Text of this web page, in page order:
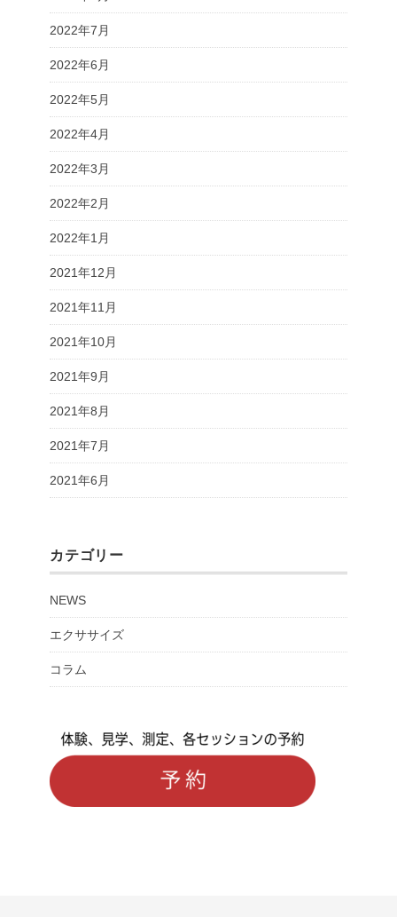
2022年7月
2022年6月
2022年5月
2022年4月
2022年3月
2022年2月
2022年1月
2021年12月
2021年11月
2021年10月
2021年9月
2021年8月
2021年7月
2021年6月
カテゴリー
NEWS
エクササイズ
コラム